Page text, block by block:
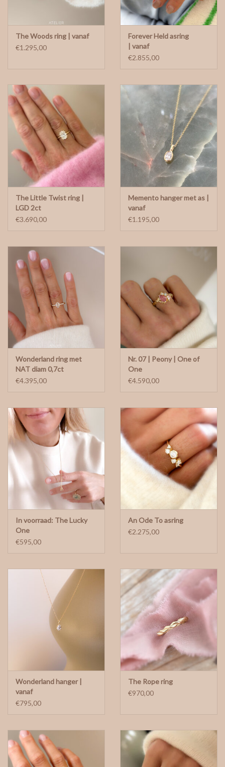
The Woods ring | vanaf
€1.295,00
Forever Held asring
| vanaf
€2.855,00
The Little Twist ring |
LGD 2ct
€3.690,00
Memento hanger met as |
vanaf
€1.195,00
Wonderland ring met
NAT diam 0,7ct
€4.395,00
Nr. 07 | Peony | One of
One
€4.590,00
In voorraad: The Lucky
One
€595,00
An Ode To asring
€2.275,00
Wonderland hanger |
vanaf
€795,00
The Rope ring
€970,00